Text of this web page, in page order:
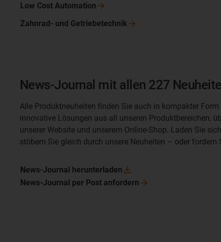
Low Cost Automation
Zahnrad- und Getriebetechnik
News-Journal mit allen 227
Alle Produktneuheiten finden Sie auch in kompakter
innovative Lösungen aus all unseren Produktbereichen,
unserer Website und unserem Online-Shop. Laden Sie
stöbern Sie gleich durch unsere Neuheiten – oder fordern
News-Journal herunterladen
News-Journal per Post anfordern